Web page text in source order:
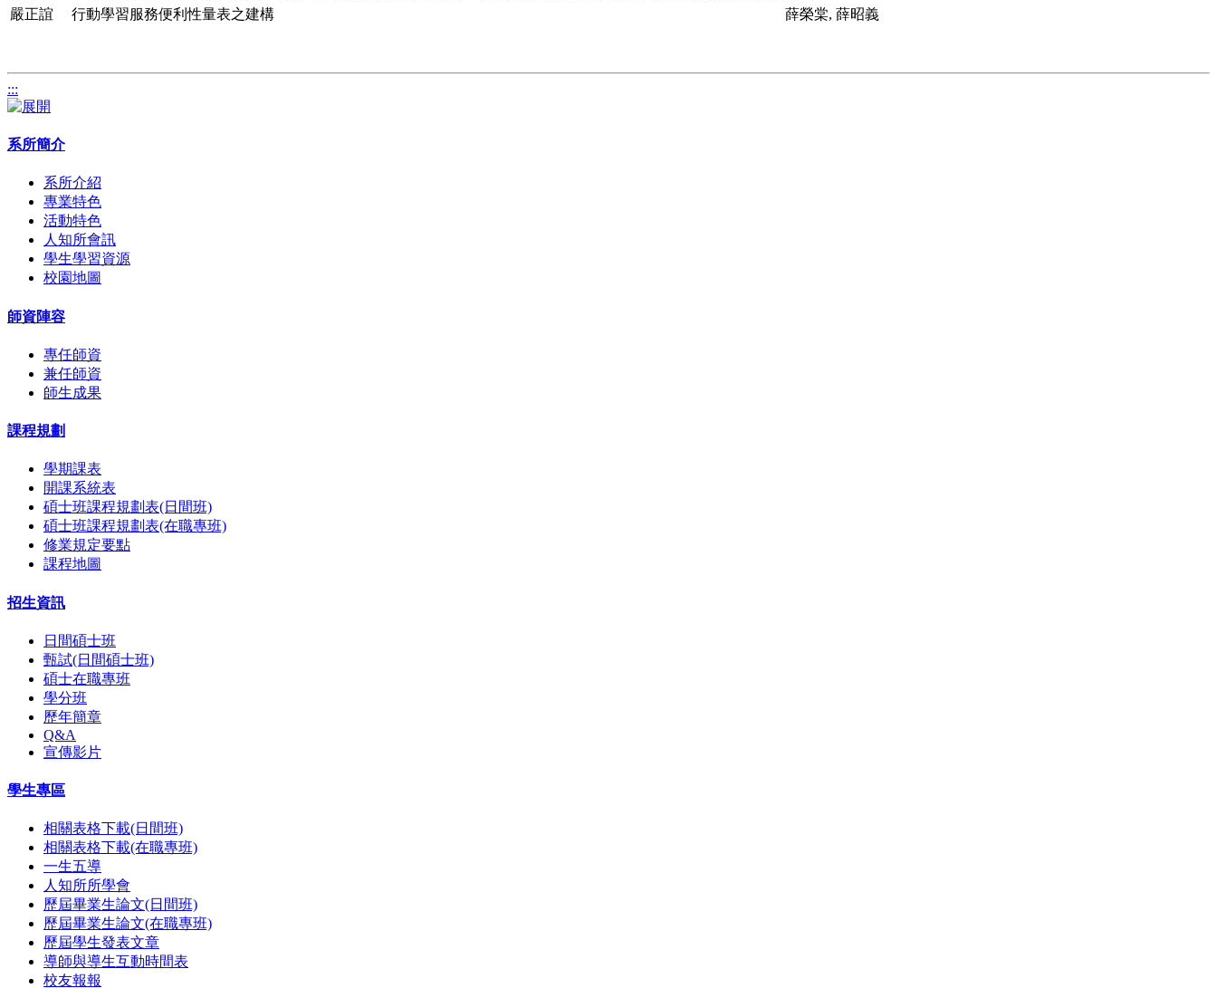
嚴正誼
行動學習服務便利性量表之建構 薛榮棠, 薛昭義
:::
系所簡介
系所介紹
專業特色
活動特色
人知所會訊
學生學習資源
校園地圖
師資陣容
專任師資
兼任師資
師生成果
課程規劃
學期課表
開課系統表
碩士班課程規劃表(日間班)
碩士班課程規劃表(在職專班)
修業規定要點
課程地圖
招生資訊
日間碩士班
甄試(日間碩士班)
碩士在職專班
學分班
歷年簡章
Q&A
宣傳影片
學生專區
相關表格下載(日間班)
相關表格下載(在職專班)
一生五導
人知所所學會
歷屆畢業生論文(日間班)
歷屆畢業生論文(在職專班)
歷屆學生發表文章
導師與導生互動時間表
校友報報